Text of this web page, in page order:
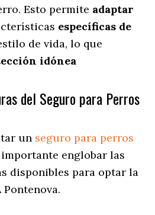
Esto permite adaptar
específicas de
de vida, lo que
idónea
del Seguro para Perros
un seguro para perros
importante englobar las
disponibles para optar la
Pontenova.